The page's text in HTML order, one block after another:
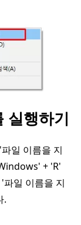
실행하기
일 이름을 지
+ 'R'
일 이름을 지
.